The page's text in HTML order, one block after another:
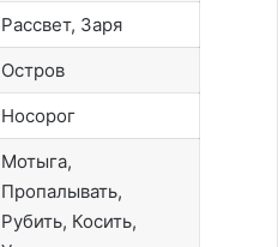
Рассвет, Заря
Остров
Носорог
Мотыга,
Пропалывать,
Рубить, Косить,